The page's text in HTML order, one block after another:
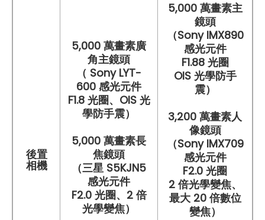
後置
相機
5,000 萬畫素廣
角主鏡頭
（ Sony LYT-
600 感光元件
F1.8 光圈、OIS 光
學防手震）
5,000 萬畫素長
焦鏡頭
（三星 S5KJN5
感光元件
F2.0 光圈、2 倍
光學變焦）
5,000 萬畫素主
鏡頭
（Sony IMX890
感光元件
F1.88 光圈
OIS 光學防手
震）
3,200 萬畫素人
像鏡頭
（Sony IMX709
感光元件
F2.0 光圈
2 倍光學變焦、
最大 20 倍數位
變焦）